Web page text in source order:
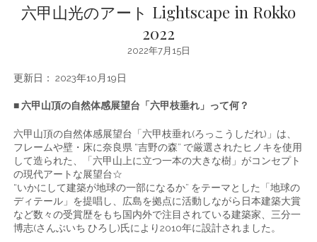
六甲山光のアート Lightscape in Rokko
2022
2022年7月15日
更新日： 2023年10月19日
■ 六甲山頂の自然体感展望台「六甲枝垂れ」って何？
六甲山頂の自然体感展望台「六甲枝垂れ(ろっこうしだれ)」は、
フレームや壁・床に奈良県 “吉野の森” で厳選されたヒノキを使用
して造られた、「六甲山上に立つ一本の大きな樹」がコンセプト
の現代アートな展望台☆
“いかにして建築が地球の一部になるか” をテーマとした「地球の
ディテール」を提唱し、広島を拠点に活動しながら日本建築大賞
など数々の受賞歴をもち国内外で注目されている建築家、三分一
博志(さんぶいち ひろし)氏により2010年に設計されました。